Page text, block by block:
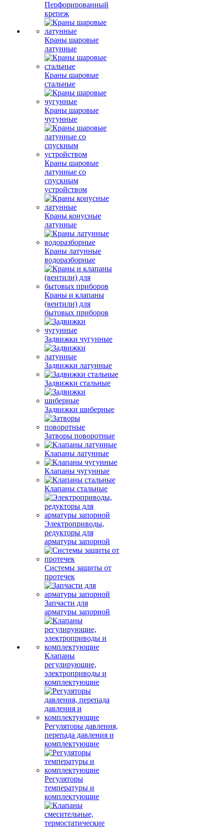
Перфорированный
крепеж
Краны шаровые
латунные
Краны шаровые
стальные
Краны шаровые
чугунные
Краны шаровые
латунные со
спускным
устройством
Краны конусные
латунные
Краны латунные
водоразборные
Краны и клапаны
(вентили) для
бытовых приборов
Задвижки чугунные
Задвижки латунные
Задвижки стальные
Задвижки шиберные
Затворы поворотные
Клапаны латунные
Клапаны чугунные
Клапаны стальные
Электроприводы,
редукторы для
арматуры запорной
Системы защиты от
протечек
Запчасти для
арматуры запорной
Клапаны
регулирующие,
электроприводы и
комплектующие
Регуляторы давления,
перепада давления и
комплектующие
Регуляторы
температуры и
комплектующие